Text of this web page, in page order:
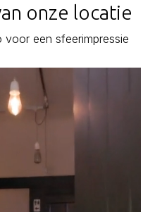
onze locatie
voor een sfeerimpressie